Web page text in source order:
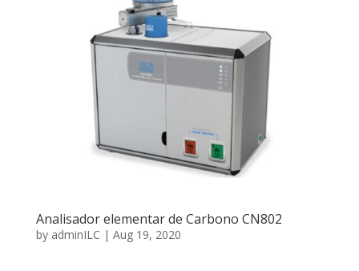
Analisador elementar de Carbono CN802
by adminILC | Aug 19, 2020